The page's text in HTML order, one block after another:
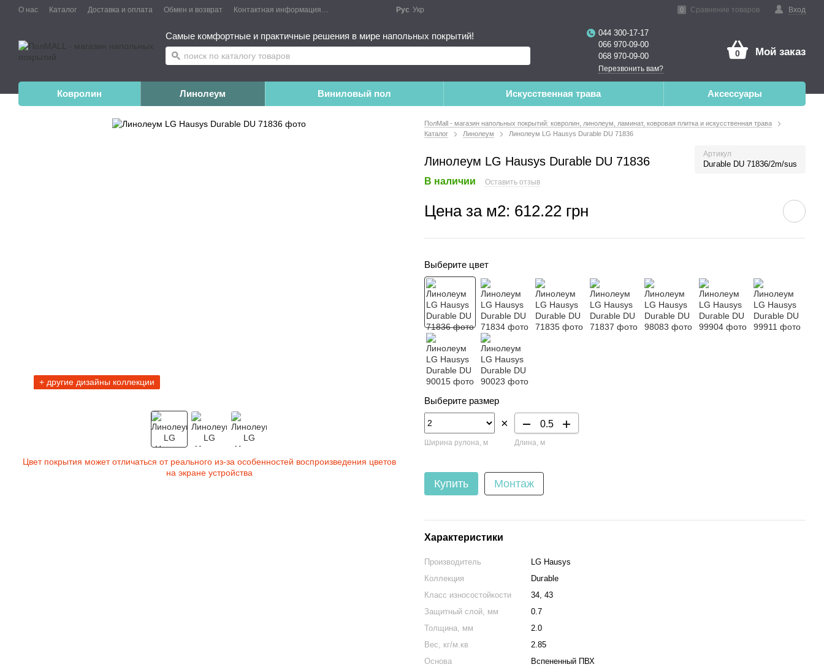
О нас Каталог Доставка и оплата Обмен и возврат Контактная информация Публичный договор Вход
0 Сравнение товаров
Рус Укр
Самые комфортные и практичные решения в мире напольных покрытий!
044 300-17-17
066 970-09-00
068 970-09-00
Перезвонить вам?
0 Мой заказ
Ковролин Линолеум Виниловый пол Искусственная трава Аксессуары
+ другие дизайны коллекции
Цвет покрытия может отличаться от реального из-за особенностей воспроизведения цветов
на экране устройства
ПолMall - магазин напольных покрытий: ковролин, линолеум, ламинат, ковровая плитка и искусственная трава
Каталог
Линолеум Линолеум LG Hausys Duгаblе DU 71836
Линолеум LG Hausys Duгаblе DU 71836
Артикул
Duгаblе DU 71836/2m/sus
В наличии Оставить отзыв
Цена за м2: 612.22 грн
Выберите цвет
Выберите размер
Ширина рулона, м
×
Длина, м
Купить Монтаж
Характеристики
Производитель
LG Hausys
Коллекция
Duгаblе
Класс износостойкости
34, 43
Защитный слой, мм
0.7
Толщина, мм
2.0
Вес, кг/м.кв
2.85
Основа
Вспененный ПВХ